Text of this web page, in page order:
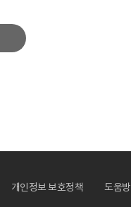
개인정보 보호정책 도움방